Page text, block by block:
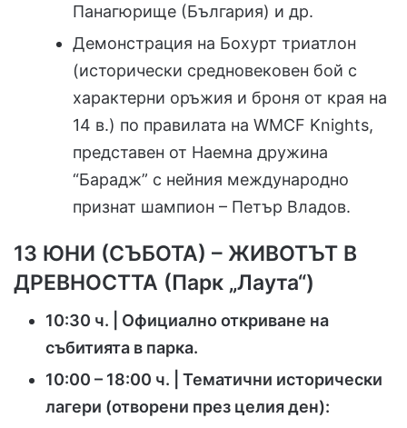
Панагюрище (България) и др.
Демонстрация на Бохурт триатлон
(исторически средновековен бой с
характерни оръжия и броня от края на
14 в.) по правилата на WMCF Knights,
представен от Наемна дружина
“Барадж” с нейния международно
признат шампион – Петър Владов.
13 ЮНИ (СЪБОТА) – ЖИВОТЪТ В
ДРЕВНОСТТА (Парк „Лаута“)
10:30 ч. | Официално откриване на
събитията в парка.
10:00 – 18:00 ч. | Тематични исторически
лагери (отворени през целия ден):